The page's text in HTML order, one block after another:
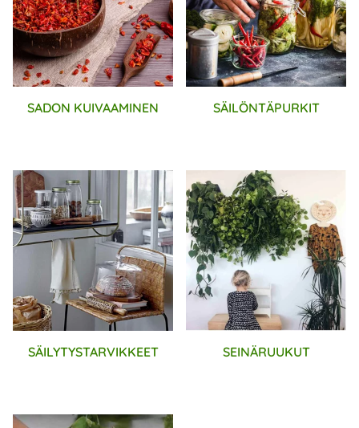
SADON KUIVAAMINEN SÄILÖNTÄPURKIT
SÄILYTYSTARVIKKEET SEINÄRUUKUT